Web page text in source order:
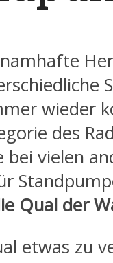
wieder
des
bei vielen
Qual der
etwas zu